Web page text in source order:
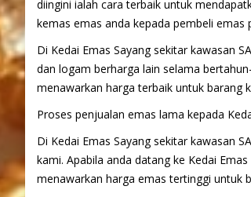
diingini ialah cara terbaik untuk
kemas emas anda kepada pembeli
Di Kedai Emas Sayang sekitar kawasan
dan logam berharga lain selama
menawarkan harga terbaik untuk barang
Proses penjualan emas lama kepada
Di Kedai Emas Sayang sekitar kawasan
kami. Apabila anda datang ke Kedai
menawarkan harga emas tertinggi untuk